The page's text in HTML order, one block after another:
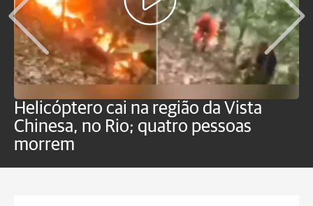
Helicóptero cai na região da Vista
Chinesa, no Rio; quatro pessoas
morrem